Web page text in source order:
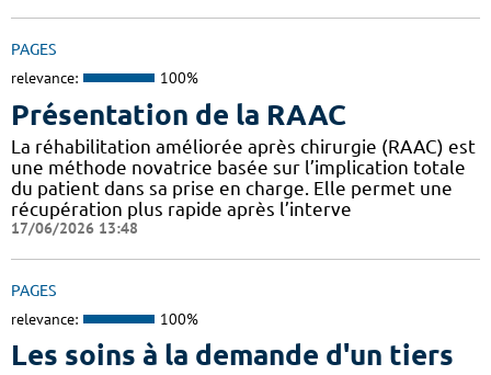
PAGES
relevance: 100%
Présentation de la RAAC
La réhabilitation améliorée après chirurgie (RAAC) est
une méthode novatrice basée sur l’implication totale
du patient dans sa prise en charge. Elle permet une
récupération plus rapide après l’interve
17/06/2026 13:48
PAGES
relevance: 100%
Les soins à la demande d'un tiers